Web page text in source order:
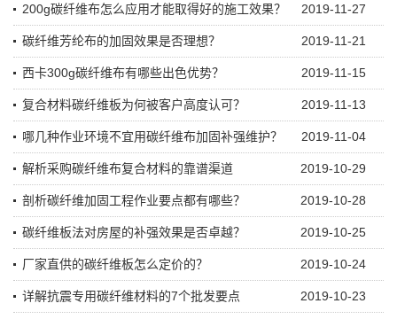
2019-11-27
200g碳纤维布怎么应用才能取得好的施工效果？
2019-11-21
碳纤维芳纶布的加固效果是否理想？
2019-11-15
西卡300g碳纤维布有哪些出色优势？
2019-11-13
复合材料碳纤维板为何被客户高度认可？
2019-11-04
哪几种作业环境不宜用碳纤维布加固补强维护？
2019-10-29
解析采购碳纤维布复合材料的靠谱渠道
2019-10-28
剖析碳纤维加固工程作业要点都有哪些？
2019-10-25
碳纤维板法对房屋的补强效果是否卓越？
2019-10-24
厂家直供的碳纤维板怎么定价的？
2019-10-23
详解抗震专用碳纤维材料的7个批发要点